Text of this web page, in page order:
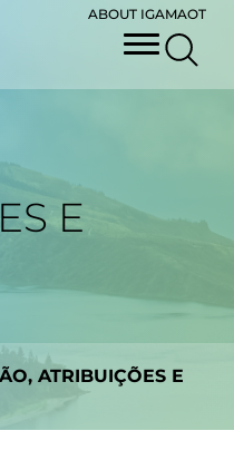
ABOUT IGAMAOT
E
ATRIBUIÇÕES E